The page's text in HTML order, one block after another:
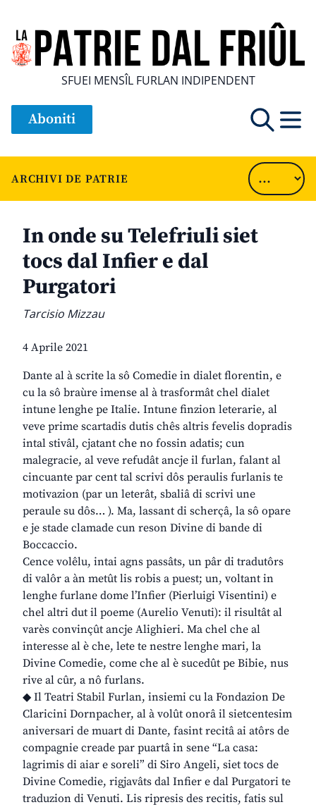
SFUEI MENSÎL FURLAN INDIPENDENT
Aboniti
ARCHIVI DE PATRIE
In onde su Telefriuli siet
tocs dal Infier e dal
Purgatori
Tarcisio Mizzau
4 Aprile 2021
Dante al à scrite la sô Comedie in dialet florentin, e
cu la sô braùre imense al à trasformât chel dialet
intune lenghe pe Italie. Intune finzion leterarie, al
veve prime scartadis dutis chês altris fevelis dopradis
intal stivâl, cjatant che no fossin adatis; cun
malegracie, al veve refudât ancje il furlan, falant al
cincuante par cent tal scrivi dôs peraulis furlanis te
motivazion (par un leterât, sbaliâ di scrivi une
peraule su dôs… ). Ma, lassant di scherçâ, la sô opare
e je stade clamade cun reson Divine di bande di
Boccaccio.
Cence volêlu, intai agns passâts, un pâr di tradutôrs
di valôr a àn metût lis robis a puest; un, voltant in
lenghe furlane dome l’Infier (Pierluigi Visentini) e
chel altri dut il poeme (Aurelio Venuti): il risultât al
varès convinçût ancje Alighieri. Ma chel che al
interesse al è che, lete te nestre lenghe mari, la
Divine Comedie, come che al è sucedût pe Bibie, nus
rive al cûr, a nô furlans.
◆ Il Teatri Stabil Furlan, insiemi cu la Fondazion De
Claricini Dornpacher, al à volût onorâ il sietcentesim
aniversari de muart di Dante, fasint recitâ ai atôrs de
compagnie creade par puartâ in sene “La casa:
lagrimis di aiar e soreli” di Siro Angeli, siet tocs de
Divine Comedie, rigjavâts dal Infier e dal Purgatori te
traduzion di Venuti. Lis ripresis des recitis, fatis sul